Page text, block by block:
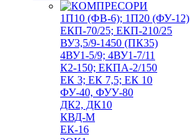
1П10 (ФВ-6); 1П20 (ФУ-12)
ЕКП-70/25; ЕКП-210/25
ВУ3,5/9-1450 (ПК35)
4ВУ1-5/9; 4ВУ1-7/11
К2-150; ЕКПА-2/150
ЕК 3; ЕК 7,5; ЕК 10
ФУ-40, ФУУ-80
ДК2, ДК10
КВД-М
ЕК-16